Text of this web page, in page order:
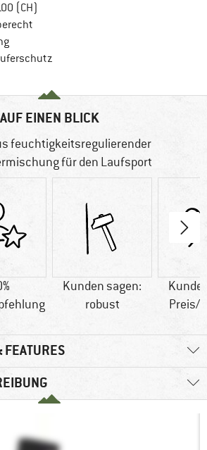
(CH)
Finde die Zahlungs-Infos hier! Öffnet
AUF EINEN BLICK
feuchtigkeitsregulierender
für den Laufsport
Kunden sagen:
robust
Preis/
FEATURES